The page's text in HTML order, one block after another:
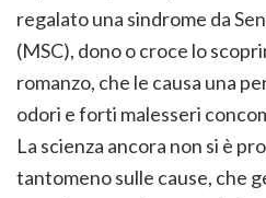
regalato una sindrome da
(MSC), dono o croce lo
romanzo, che le causa una
odori e forti malesseri
La scienza ancora non si è
tantomeno sulle cause, che